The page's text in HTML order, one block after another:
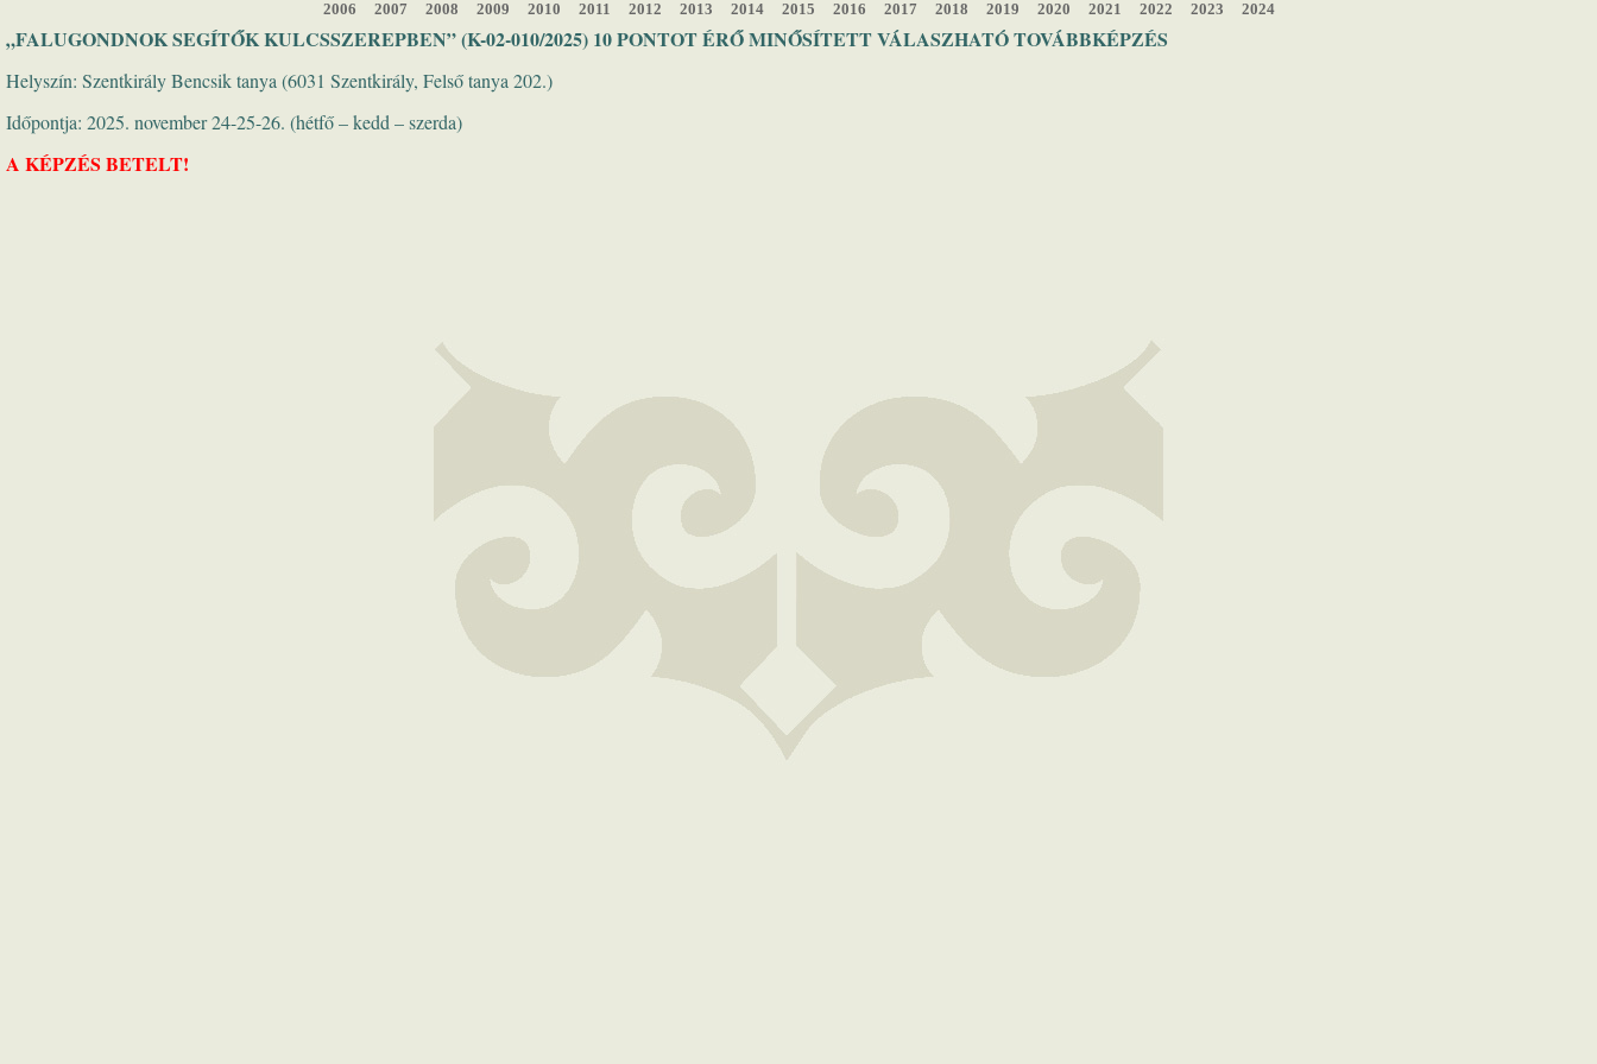
2006 2007 2008 2009 2010 2011 2012 2013 2014 2015 2016 2017 2018 2019 2020 2021 2022 2023 2024
„FALUGONDNOK SEGÍTŐK KULCSSZEREPBEN” (K-02-010/2025) 10 PONTOT ÉRŐ MINŐSÍTETT VÁLASZHATÓ TOVÁBBKÉPZÉS
Helyszín: Szentkirály Bencsik tanya (6031 Szentkirály, Felső tanya 202.)
Időpontja: 2025. november 24-25-26. (hétfő – kedd – szerda)
A KÉPZÉS BETELT!